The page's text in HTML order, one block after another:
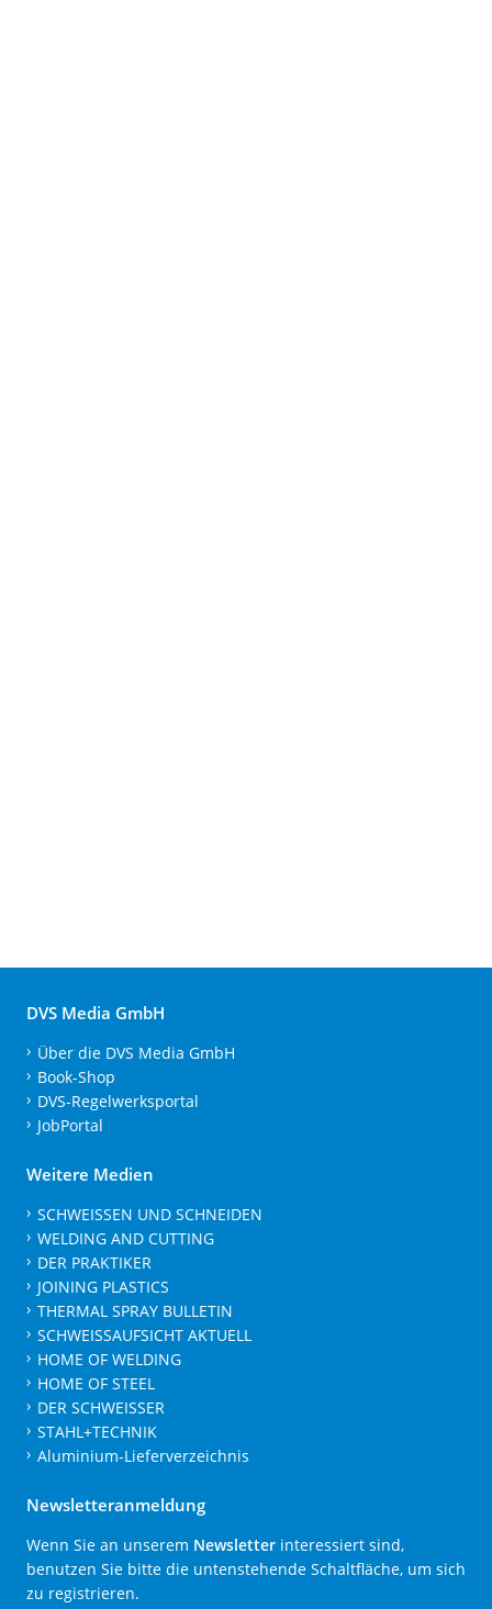
DVS Media GmbH
Über die DVS Media GmbH
Book-Shop
DVS-Regelwerksportal
JobPortal
Weitere Medien
SCHWEISSEN UND SCHNEIDEN
WELDING AND CUTTING
DER PRAKTIKER
JOINING PLASTICS
THERMAL SPRAY BULLETIN
SCHWEISSAUFSICHT AKTUELL
HOME OF WELDING
HOME OF STEEL
DER SCHWEISSER
STAHL+TECHNIK
Aluminium-Lieferverzeichnis
Newsletteranmeldung
Wenn Sie an unserem Newsletter interessiert sind,
benutzen Sie bitte die untenstehende Schaltfläche, um sich
zu registrieren.